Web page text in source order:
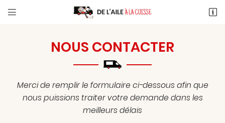
 
46 Route de Limours
06 23 91 37 74NOUS CONTACTER
Merci de remplir le formulaire ci-dessous afin que
nous puissions traiter votre demande dans les
meilleurs délais